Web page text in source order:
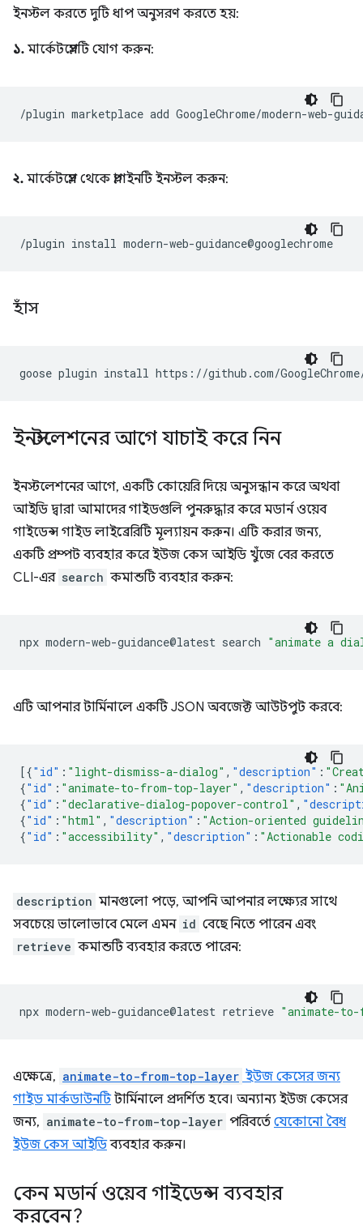
ইনস্টল করতে দুটি ধাপ অনুসরণ করতে হয়:
১. মার্কেটপ্লেসটি যোগ করুন:
২. মার্কেটপ্লেস থেকে প্লাগইনটি ইনস্টল করুন:
হাঁস
goose plugin install https://github.com/
ইনস্টলেশনের আগে যাচাই করে নিন
ইনস্টলেশনের আগে, একটি কোয়েরি দিয়ে অনুসন্ধান করে অথবা
আইডি দ্বারা আমাদের গাইডগুলি পুনরুদ্ধার করে মডার্ন ওয়েব
গাইডেন্স গাইড লাইব্রেরিটি মূল্যায়ন করুন। এটি করার জন্য,
একটি প্রম্পট ব্যবহার করে ইউজ কেস আইডি খুঁজে বের করতে
CLI-এর search কমান্ডটি ব্যবহার করুন:
npx modern-web-guidance@latest search "animate a
এটি আপনার টার্মিনালে একটি JSON অবজেক্ট আউটপুট করবে:
[{"id" : "light-dismiss-a-dialog" , "description" :
{"id" : "animate-to-from-top-layer" , "description" :
{"id" : "declarative-dialog-popover-control" ,
{"id" : "html" , "description" : "Action-oriented
{"id" : "accessibility" , "description" : "Actionable
description মানগুলো পড়ে, আপনি আপনার লক্ষ্যের সাথে
সবচেয়ে ভালোভাবে মেলে এমন id বেছে নিতে পারেন এবং
retrieve কমান্ডটি ব্যবহার করতে পারেন:
npx modern-web-guidance@latest retrieve "animate-
এক্ষেত্রে, animate-to-from-top-layer ইউজ কেসের জন্য
গাইড মার্কডাউনটিটার্মিনালে প্রদর্শিত হবে। অন্যান্য ইউজ কেসের
জন্য, animate-to-from-top-layer পরিবর্তে যেকোনো বৈধ
ইউজ কেস আইডিব্যবহার করুন।
কেন মডার্ন ওয়েব গাইডেন্স ব্যবহার
করবেন?